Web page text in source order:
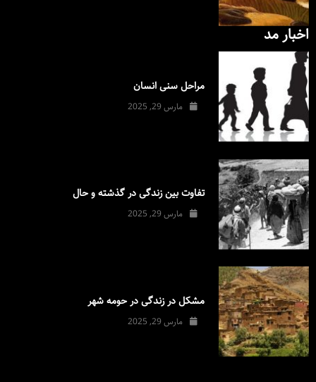
اخبار مد
مراحل سنی انسان
مارس 29, 2025
تفاوت بین زندگی در گذشته و حال
مارس 29, 2025
مشکل در زندگی در حومه شهر
مارس 29, 2025